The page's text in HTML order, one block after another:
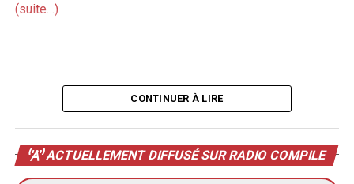
(suite…)
CONTINUER À LIRE
ACTUELLEMENT DIFFUSÉ SUR RADIO COMPILE